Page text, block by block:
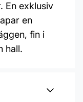
En exklusiv
en
fin i
hall.